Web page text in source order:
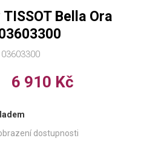
Bella Ora
6 910 Kč
dostupnosti